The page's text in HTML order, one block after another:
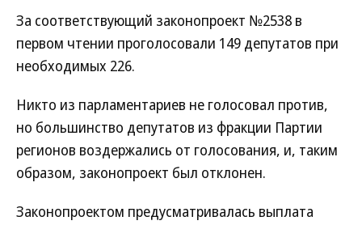
За соответствующий законопроект №2538 в
первом чтении проголосовали 149 депутатов при
необходимых 226.
Никто из парламентариев не голосовал против,
но большинство депутатов из фракции Партии
регионов воздержались от голосования, и, таким
образом, законопроект был отклонен.
Законопроектом предусматривалась выплата